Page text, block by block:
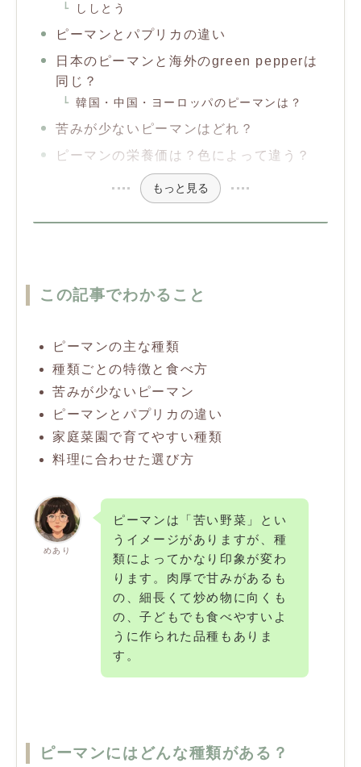
ししとう
ピーマンとパプリカの違い
日本のピーマンと海外のgreen pepperは
同じ？
韓国・中国・ヨーロッパのピーマンは？
苦みが少ないピーマンはどれ？
ピーマンの栄養価は？色によって違う？
もっと見る
この記事でわかること
ピーマンの主な種類
種類ごとの特徴と食べ方
苦みが少ないピーマン
ピーマンとパプリカの違い
家庭菜園で育てやすい種類
料理に合わせた選び方
めあり
ピーマンは「苦い野菜」とい
うイメージがありますが、種
類によってかなり印象が変わ
ります。肉厚で甘みがあるも
の、細長くて炒め物に向くも
の、子どもでも食べやすいよ
うに作られた品種もありま
す。
ピーマンにはどんな種類がある？